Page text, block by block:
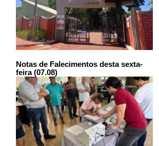
Notas de Falecimentos desta sexta-
feira (07.08)